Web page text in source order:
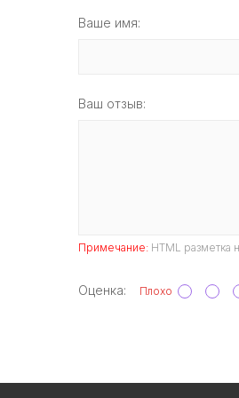
Ваше имя:
Ваш отзыв:
Примечание: HTML разметка
Оценка: Плохо